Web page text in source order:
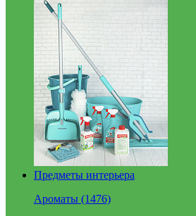
Предметы интерьера
Ароматы (1476)